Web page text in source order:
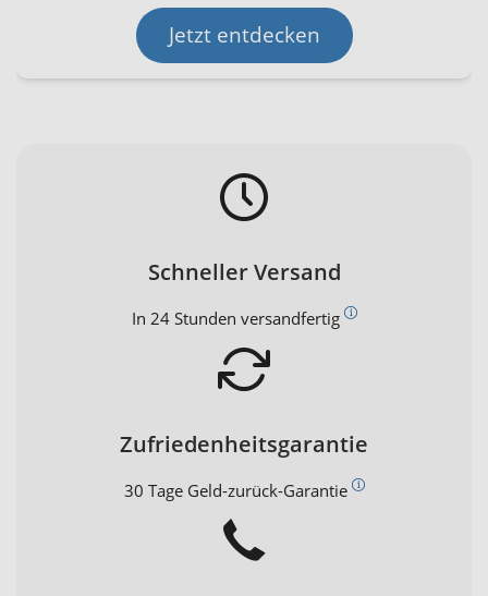
Jetzt entdecken
Schneller Versand
In 24 Stunden versandfertig
Zufriedenheitsgarantie
30 Tage Geld-zurück-Garantie